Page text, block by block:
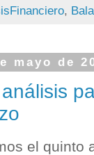
,
mayo de
el quinto